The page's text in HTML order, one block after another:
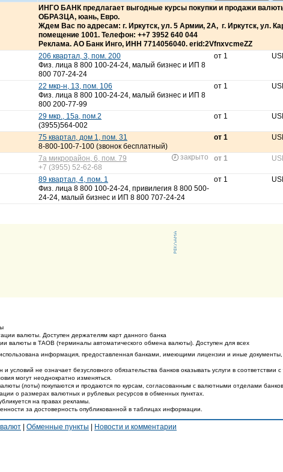
ИНГО БАНК предлагает выгодные курсы покупки и продажи
ОБРАЗЦА, юань, Евро.
Ждем Вас по адресам: г. Иркутск, ул. 5 Армии, 2А, г. Иркутск, ул.
помещение 1001. Телефон: ++7 3952 640 044
Реклама. АО Банк Инго, ИНН 7714056040. erid:2VfnxvcmeZZ
206 квартал, 3, пом. 200
Физ. лица 8 800 100-24-24, малый бизнес и ИП 8
800 707-24-24
от 1
22 мкр-н, 13, пом. 106
Физ. лица 8 800 100-24-24, малый бизнес и ИП 8
800 200-77-99
от 1
29 мкр., 15а, пом.2
(3955)564-002
от 1
75 квартал, дом 1, пом. 31
8-800-100-7-100 (звонок бесплатный)
от 1
7а микрорайон, 6, пом. 79
закрыто
+7 (3955) 52-62-68
от 1
89 квартал, 4, пом. 1
Физ. лица 8 800 100-24-24, привилегия 8 800 500-
24-24, малый бизнес и ИП 8 800 707-24-24
от 1
валюты. Доступен держателям карт данного банка
валюты в ТАОВ (терминалы автоматического обмена валюты). Доступен для всех
информация, предоставленная банками, имеющими лицензии и иные
условий не означает безусловного обязательства банков оказывать услуги в соответствии
могут неоднократно изменяться.
(лоты) покупаются и продаются по курсам, согласованным с валютными отделами банков.
о размерах валютных и рублевых ресурсов в обменных пунктах.
на правах рекламы.
за достоверность опубликованной в таблицах информации.
Обменные пункты Новости и комментарии